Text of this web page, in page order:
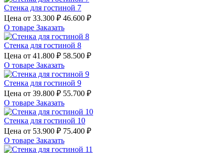
Стенка для гостиной 7
Цена от 33.300 ₽ 46.600 ₽
О товаре Заказать
Стенка для гостиной 8
Цена от 41.800 ₽ 58.500 ₽
О товаре Заказать
Стенка для гостиной 9
Цена от 39.800 ₽ 55.700 ₽
О товаре Заказать
Стенка для гостиной 10
Цена от 53.900 ₽ 75.400 ₽
О товаре Заказать